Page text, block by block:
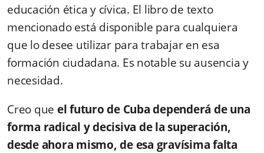
educación ética y cívica. El libro de texto
mencionado está disponible para cualquiera
que lo desee utilizar para trabajar en esa
formación ciudadana. Es notable su ausencia y
necesidad.
Creo que el futuro de Cuba dependerá de una
forma radical y decisiva de la superación,
desde ahora mismo, de esa gravísima falta